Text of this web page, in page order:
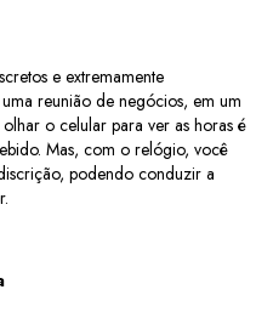
e extremamente
reunião de negócios, em um
o celular para ver as horas é
Mas, com o relógio, você
podendo conduzir a